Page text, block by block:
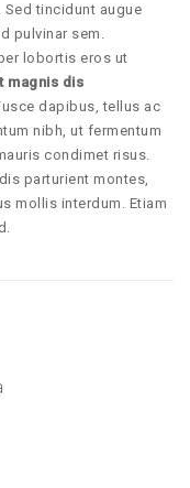
tincidunt augue
pulvinar sem.
lobortis eros ut
magnis dis
dapibus, tellus ac
nibh, ut fermentum
condimet risus.
parturient montes,
mollis interdum. Etiam